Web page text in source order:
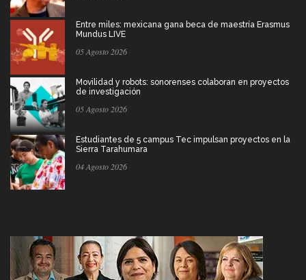
Entre miles: mexicana gana beca de maestría Erasmus
Mundus LIVE
05 Agosto 2026
Movilidad y robots: sonorenses colaboran en proyectos
de investigación
05 Agosto 2026
Estudiantes de 5 campus Tec impulsan proyectos en la
Sierra Tarahumara
04 Agosto 2026